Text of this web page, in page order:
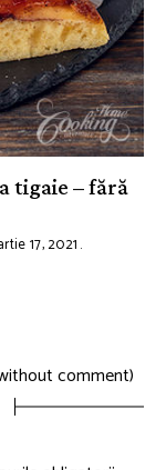
tigaie – fără
17, 2021
comment)